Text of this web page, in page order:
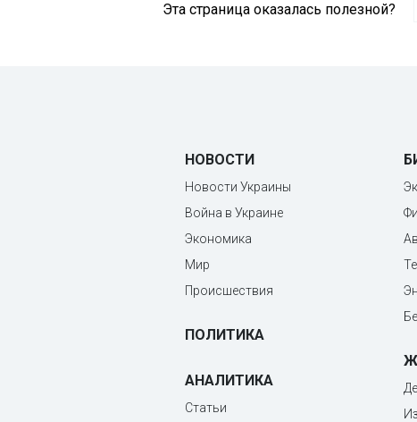
Эта страница оказалась полезной?
НОВОСТИ
Новости Украины
Война в Украине
Экономика
Мир
Происшествия
ПОЛИТИКА
АНАЛИТИКА
Статьи